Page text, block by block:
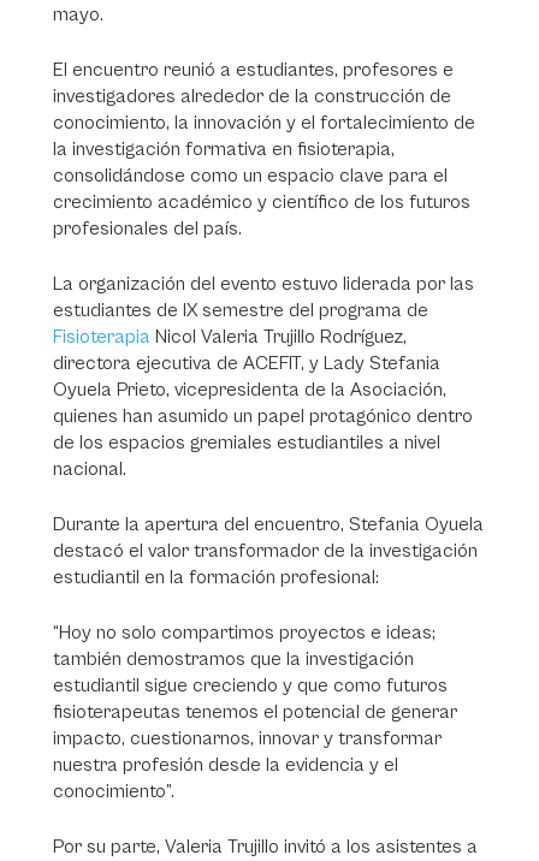
mayo.
El encuentro reunió a estudiantes, profesores e
investigadores alrededor de la construcción de
conocimiento, la innovación y el fortalecimiento de
la investigación formativa en fisioterapia,
consolidándose como un espacio clave para el
crecimiento académico y científico de los futuros
profesionales del país.
La organización del evento estuvo liderada por las
estudiantes de IX semestre del programa de
Fisioterapia Nicol Valeria Trujillo Rodríguez,
directora ejecutiva de ACEFIT, y Lady Stefania
Oyuela Prieto, vicepresidenta de la Asociación,
quienes han asumido un papel protagónico dentro
de los espacios gremiales estudiantiles a nivel
nacional.
Durante la apertura del encuentro, Stefania Oyuela
destacó el valor transformador de la investigación
estudiantil en la formación profesional:
“Hoy no solo compartimos proyectos e ideas;
también demostramos que la investigación
estudiantil sigue creciendo y que como futuros
fisioterapeutas tenemos el potencial de generar
impacto, cuestionarnos, innovar y transformar
nuestra profesión desde la evidencia y el
conocimiento”.
Por su parte, Valeria Trujillo invitó a los asistentes a